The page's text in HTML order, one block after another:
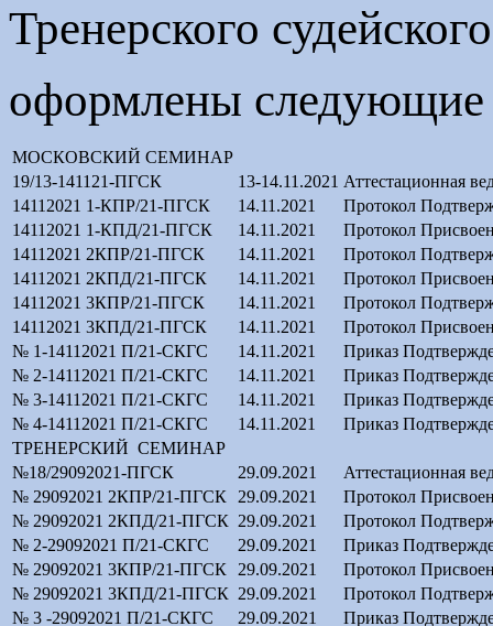
Тренерского
оформлены следующие
МОСКОВСКИЙ СЕМИНАР
19/13-141121-ПГСК
13-14.11.2021 Аттестационная
14112021 1-КПР/21-ПГСК
14.11.2021
Протокол
14112021 1-КПД/21-ПГСК
14.11.2021
Протокол
14112021 2КПР/21-ПГСК
14.11.2021
Протокол
14112021 2КПД/21-ПГСК
14.11.2021
Протокол
14112021 3КПР/21-ПГСК
14.11.2021
Протокол
14112021 3КПД/21-ПГСК
14.11.2021
Протокол
№ 1-14112021 П/21-СКГС
14.11.2021
Приказ
№ 2-14112021 П/21-СКГС
14.11.2021
Приказ
№ 3-14112021 П/21-СКГС
14.11.2021
Приказ
№ 4-14112021 П/21-СКГС
14.11.2021
Приказ
ТРЕНЕРСКИЙ СЕМИНАР
№18/29092021-ПГСК
29.09.2021
Аттестационная
№ 29092021 2КПР/21-ПГСК
29.09.2021
Протокол
№ 29092021 2КПД/21-ПГСК 29.09.2021
Протокол
№ 2-29092021 П/21-СКГС
29.09.2021
Приказ
№ 29092021 3КПР/21-ПГСК
29.09.2021
Протокол
№ 29092021 3КПД/21-ПГСК 29.09.2021
Протокол
№ 3 -29092021 П/21-СКГС
29.09.2021 Приказ